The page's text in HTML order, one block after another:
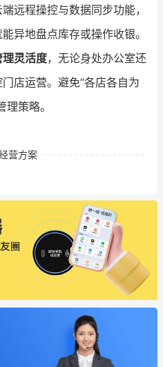
远程操控与数据同步功能，
异地盘点库存或操作收银。
灵活度，无论身处办公室还
店运营。避免“各店各自为
理策略。
营方案